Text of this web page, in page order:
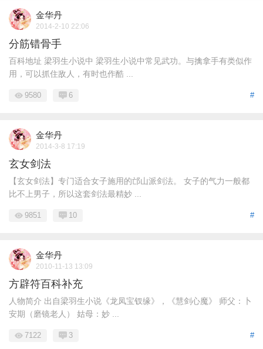
金华丹
2014-2-10 22:06
分筋错骨手
百科地址 梁羽生小说中 梁羽生小说中常见武功。与擒拿手有类似作
用，可以抓住敌人，有时也作酷 ...
#
9580 6
金华丹
2014-3-8 17:19
玄女剑法
【玄女剑法】专门适合女子施用的邙山派剑法。 女子的气力一般都
比不上男子，所以这套剑法最精妙 ...
#
9851 10
金华丹
2010-11-13 13:09
方辟符百科补充
人物简介 出自梁羽生小说《龙凤宝钗缘》，《慧剑心魔》 师父：卜
安期（磨镜老人） 姑母：妙 ...
#
7122 3